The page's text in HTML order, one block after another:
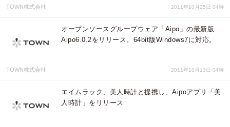
TOWN株式会社 2011年10月25日 04時
オープンソースグループウェア「Aipo」の最新版
Aipo6.0.2をリリース。64bit版Windows7に対応。
TOWN株式会社 2011年10月13日 04時
エイムラック、美人時計と提携し、Aipoアプリ「美
人時計」をリリース